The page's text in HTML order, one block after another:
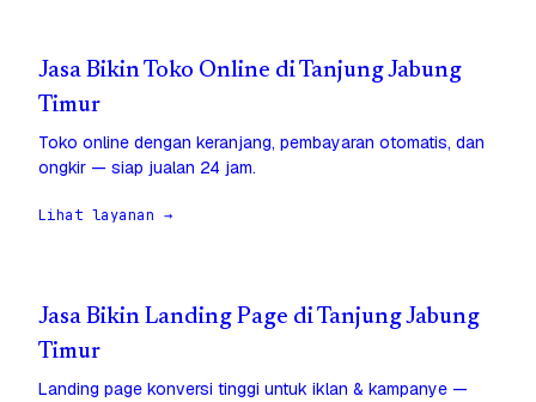
Jasa Bikin Toko Online di Tanjung Jabung
Timur
Toko online dengan keranjang, pembayaran otomatis, dan
ongkir — siap jualan 24 jam.
Lihat layanan →
Jasa Bikin Landing Page di Tanjung Jabung
Timur
Landing page konversi tinggi untuk iklan & kampanye —